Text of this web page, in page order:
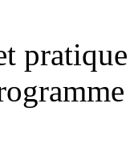
pratique